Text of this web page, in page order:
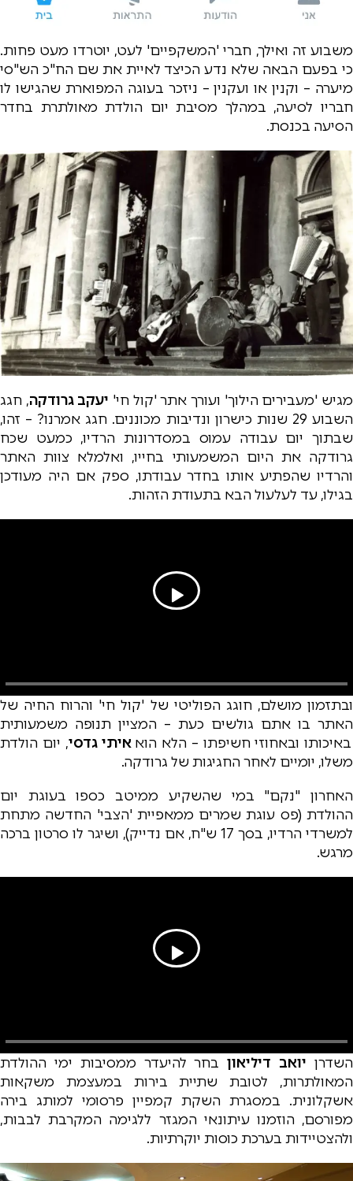
משבוע זה ואילך, חברי 'המשקפיים' לעט, יוטרדו מעט פחות.
כי בפעם הבאה שלא נדע הכיצד לאיית את שם הח"כ הש"סי
מיערה – וקנין או ועקנין – ניזכר בעוגה המפוארת שהגישו לו
חבריו לסיעה, במהלך מסיבת יום הולדת מאולתרת בחדר
הסיעה בכנסת.
מגיש 'מעבירים הילוך' ועורך אתר 'קול חי' יעקב גרודקה, חגג
השבוע 29 שנות כישרון ונדיבות מכוננים. חגג אמרנו? – זהו,
שבתוך יום עבודה עמוס במסדרונות הרדיו, כמעט שכח
גרודקה את היום המשמעותי בחייו, ואלמלא צוות האתר
והרדיו שהפתיע אותו בחדר עבודתו, ספק אם היה מעודכן
בגילו, עד לעלעול הבא בתעודת הזהות.
ובתזמון מושלם, חוגג הפוליטי של 'קול חי' והרוח החיה של
האתר בו אתם גולשים כעת – המציין תנופה משמעותית
באיכותו ובאחוזי חשיפתו – הלא הוא איתי גדסי, יום הולדת
משלו, יומיים לאחר החגיגות של גרודקה.
האחרון "נקם" במי שהשקיע ממיטב כספו בעוגת יום
ההולדת (פס עוגת שמרים ממאפיית 'הצבי' החדשה מתחת
למשרדי הרדיו, בסך 17 ש"ח, אם נדייק), ושיגר לו סרטון ברכה
מרגש.
השדרן יואב דיליאוןבחר להיעדר ממסיבות ימי ההולדת
המאולתרות, לטובת שתיית בירות במעצמת משקאות
אשקלונית. במסגרת השקת קמפיין פרסומי למותג בירה
מפורסם, הוזמנו עיתונאי המגזר ללגימה המקרבת לבבות,
ולהצטיידות בערכת כוסות יוקרתיות.